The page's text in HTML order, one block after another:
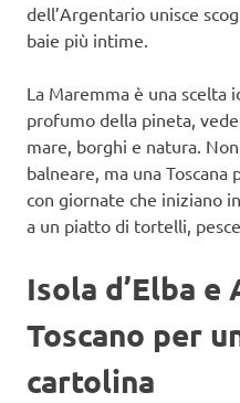
dell’Argentario unisce
baie più intime.
La Maremma è una scelta
profumo della pineta,
mare, borghi e natura.
balneare, ma una Toscana
con giornate che iniziano
a un piatto di tortelli,
Isola d’Elba
Toscano per
cartolina